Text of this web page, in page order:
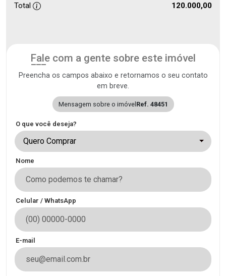
Total 120.000,00
Fale com a gente sobre este imóvel
Preencha os campos abaixo e retornamos o seu contato
em breve.
Mensagem sobre o imóvel Ref. 48451
O que você deseja?
Quero Comprar
Nome
Celular / WhatsApp
E-mail